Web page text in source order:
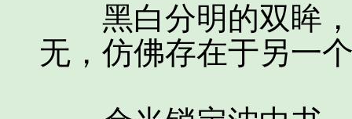
黑白分明的双眸，
无，仿佛存在于另一